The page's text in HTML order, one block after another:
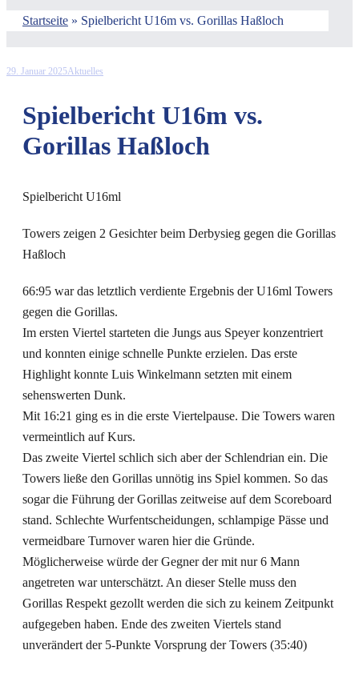
Startseite » Spielbericht U16m vs. Gorillas Haßloch
29. Januar 2025Aktuelles
Spielbericht U16m vs.
Gorillas Haßloch
Spielbericht U16ml
Towers zeigen 2 Gesichter beim Derbysieg gegen die Gorillas
Haßloch
66:95 war das letztlich verdiente Ergebnis der U16ml Towers
gegen die Gorillas.
Im ersten Viertel starteten die Jungs aus Speyer konzentriert
und konnten einige schnelle Punkte erzielen. Das erste
Highlight konnte Luis Winkelmann setzten mit einem
sehenswerten Dunk.
Mit 16:21 ging es in die erste Viertelpause. Die Towers waren
vermeintlich auf Kurs.
Das zweite Viertel schlich sich aber der Schlendrian ein. Die
Towers ließe den Gorillas unnötig ins Spiel kommen. So das
sogar die Führung der Gorillas zeitweise auf dem Scoreboard
stand. Schlechte Wurfentscheidungen, schlampige Pässe und
vermeidbare Turnover waren hier die Gründe.
Möglicherweise würde der Gegner der mit nur 6 Mann
angetreten war unterschätzt. An dieser Stelle muss den
Gorillas Respekt gezollt werden die sich zu keinem Zeitpunkt
aufgegeben haben. Ende des zweiten Viertels stand
unverändert der 5-Punkte Vorsprung der Towers (35:40)